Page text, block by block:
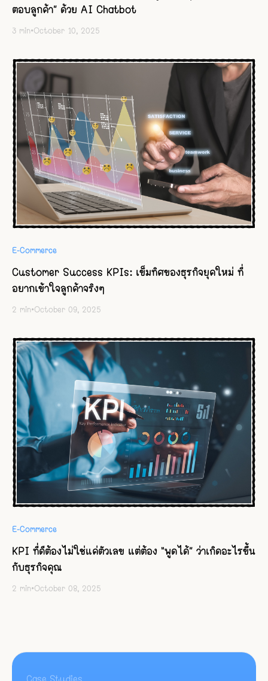
ตอบลูกค้า” ด้วย AI Chatbot
3 min•October 10, 2025
E-Commerce
Customer Success KPIs: เข็มทิศของธุรกิจยุคใหม่ ที่
อยากเข้าใจลูกค้าจริงๆ
2 min•October 09, 2025
E-Commerce
KPI ที่ดีต้องไม่ใช่แค่ตัวเลข แต่ต้อง “พูดได้” ว่าเกิดอะไรขึ้น
กับธุรกิจคุณ
2 min•October 08, 2025